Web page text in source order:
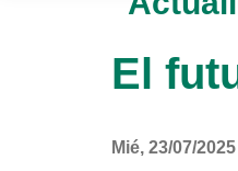
El
Mié, 23/07/